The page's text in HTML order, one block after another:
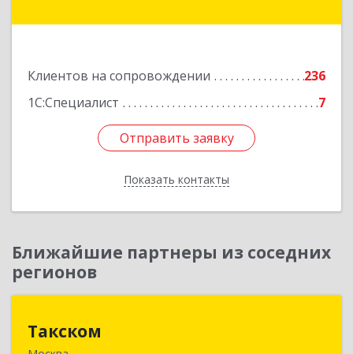
Клиентов на сопровождении
236
1С:Специалист
7
Отправить заявку
Показать контакты
Отправить заявку
Назад
Ближайшие партнеры из соседних
регионов
Такском